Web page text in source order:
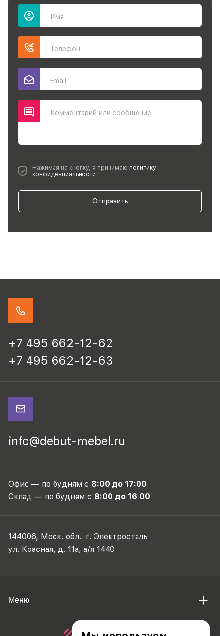
Имя
Телефон
Email
Комментарий или сообщение
Нажимая на кнопку, я принимаю политику
конфиденциальности
Отправить
+7 495 662-12-62
+7 495 662-12-63
info@debut-mebel.ru
Офис — по будням с 8:00 до 17:00
Склад — по будням с 8:00 до 16:00
144006, Моск. обл., г. Электросталь
ул. Красная, д. 11а, а/я 1440
Меню